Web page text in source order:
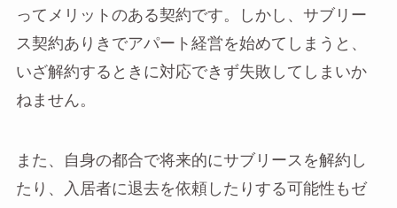
ってメリットのある契約です。しかし、サブリー
ス契約ありきでアパート経営を始めてしまうと、
いざ解約するときに対応できず失敗してしまいか
ねません。
また、自身の都合で将来的にサブリースを解約し
たり、入居者に退去を依頼したりする可能性もゼ